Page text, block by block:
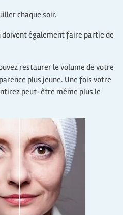
chaque soir.
également faire partie de
restaurer le volume de votre
plus jeune. Une fois votre
peut-être même plus le